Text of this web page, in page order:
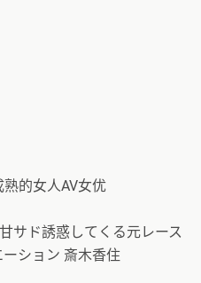
熟的女人AV女优
サド誘惑してくる元レース
ション 斎木香住